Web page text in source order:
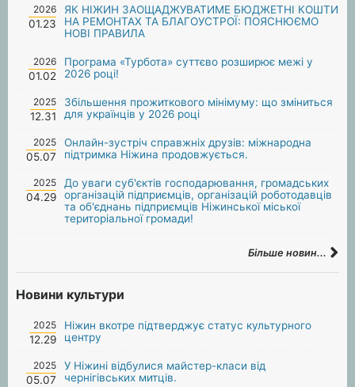
2026
01.23
ЯК НІЖИН ЗАОЩАДЖУВАТИМЕ БЮДЖЕТНІ КОШТИ
НА РЕМОНТАХ ТА БЛАГОУСТРОЇ: ПОЯСНЮЄМО
НОВІ ПРАВИЛА
2026
01.02
Програма «Турбота» суттєво розширює межі у
2026 році!
2025
12.31
Збільшення прожиткового мінімуму: що зміниться
для українців у 2026 році
2025
05.07
Онлайн-зустріч справжніх друзів: міжнародна
підтримка Ніжина продовжується.
2025
04.29
До уваги суб'єктів господарювання, громадських
організацій підприємців, організацій роботодавців
та об'єднань підприємців Ніжинської міської
територіальної громади!
Більше новин...
Новини культури
2025
12.29
Ніжин вкотре підтверджує статус культурного
центру
2025
05.07
У Ніжині відбулися майстер-класи від
чернігівських митців.